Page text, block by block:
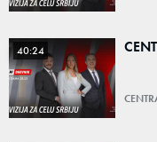
40:24